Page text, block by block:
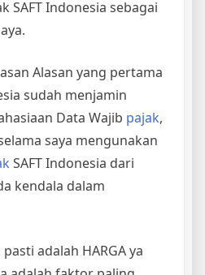
SAFT Indonesia sebagai
Alasan yang pertama
sudah menjamin
Data Wajib pajak,
saya mengunakan
SAFT Indonesia dari
kendala dalam
adalah HARGA ya